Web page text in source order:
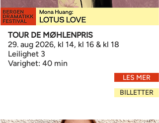
TOUR DE MØHLENPRIS
29. aug 2026, kl 14, kl 16 & kl 18
Leilighet 3
Varighet: 40 min
LES MER
BILLETTER